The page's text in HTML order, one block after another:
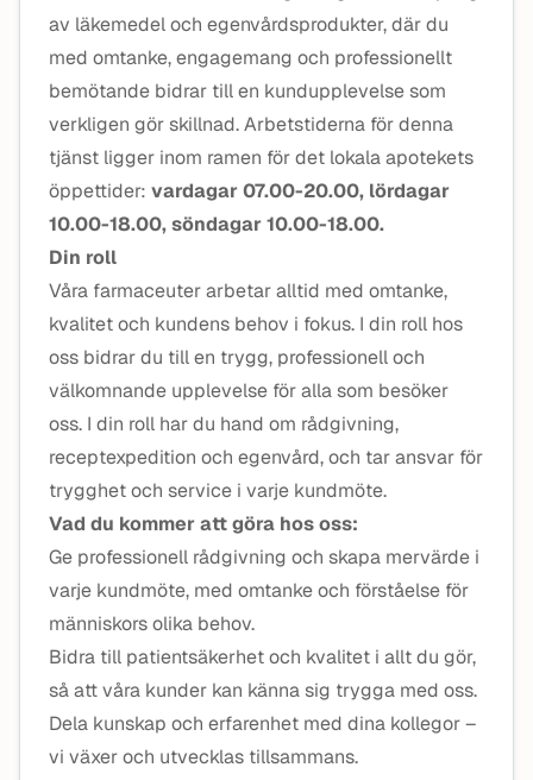
av läkemedel och egenvårdsprodukter, där du
med omtanke, engagemang och professionellt
bemötande bidrar till en kundupplevelse som
verkligen gör skillnad.Arbetstiderna för denna
tjänst ligger inom ramen för det lokala apotekets
öppettider: vardagar07.00-20.00, lördagar
10.00-18.00, söndagar 10.00-18.00.
Din roll
Våra farmaceuter arbetar alltid med omtanke,
kvalitet och kundens behov i fokus. I din roll hos
oss bidrar du till en trygg, professionell och
välkomnande upplevelse för alla som besöker
oss. I din roll har du hand om rådgivning,
receptexpedition och egenvård, och tar ansvar för
trygghet och service i varje kundmöte.
Vad du kommer att göra hos oss:
Ge professionell rådgivning och skapa mervärde i
varje kundmöte, med omtanke och förståelse för
människors olika behov.
Bidra till patientsäkerhet och kvalitet i allt du gör,
så att våra kunder kan känna sig trygga med oss.
Dela kunskap och erfarenhet med dina kollegor –
vi växer och utvecklas tillsammans.